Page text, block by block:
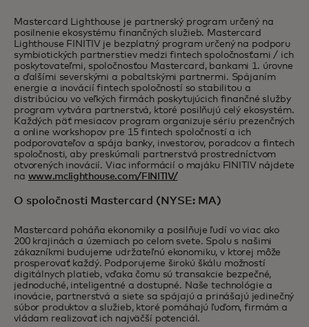
Mastercard Lighthouse je partnerský program určený na
posilnenie ekosystému finančných služieb. Mastercard
Lighthouse FINITIV je bezplatný program určený na podporu
symbiotických partnerstiev medzi fintech spoločnosťami / ich
poskytovateľmi, spoločnosťou Mastercard, bankami 1. úrovne
a ďalšími severskými a pobaltskými partnermi. Spájaním
energie a inovácií fintech spoločností so stabilitou a
distribúciou vo veľkých firmách poskytujúcich finančné služby
program vytvára partnerstvá, ktoré posilňujú celý ekosystém.
Každých päť mesiacov program organizuje sériu prezenčných
a online workshopov pre 15 fintech spoločností a ich
podporovateľov a spája banky, investorov, poradcov a fintech
spoločnosti, aby preskúmali partnerstvá prostredníctvom
otvorených inovácií. Viac informácií o majáku FINITIV nájdete
na www.mclighthouse.com/FINITIV/
O spoločnosti Mastercard (NYSE: MA)
Mastercard poháňa ekonomiky a posilňuje ľudí vo viac ako
200 krajinách a územiach po celom svete. Spolu s našimi
zákazníkmi budujeme udržateľnú ekonomiku, v ktorej môže
prosperovať každý. Podporujeme širokú škálu možností
digitálnych platieb, vďaka čomu sú transakcie bezpečné,
jednoduché, inteligentné a dostupné. Naše technológie a
inovácie, partnerstvá a siete sa spájajú a prinášajú jedinečný
súbor produktov a služieb, ktoré pomáhajú ľuďom, firmám a
vládam realizovať ich najväčší potenciál.